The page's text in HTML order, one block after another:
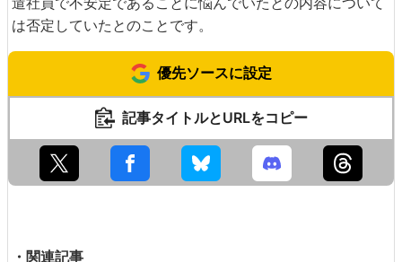
は否定していたとのことです。
優先ソースに設定
記事タイトルとURLをコピー
・関連記事